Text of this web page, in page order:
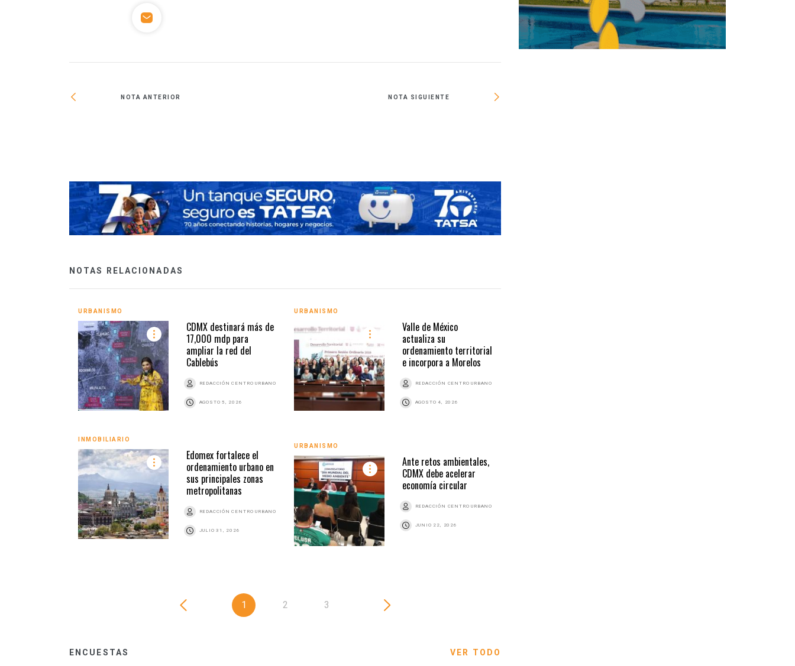
NOTA ANTERIOR NOTA SIGUIENTE
NOTAS RELACIONADAS
URBANISMO
CDMX destinará más de
17,000 mdp para
ampliar la red del
Cablebús
REDACCIÓN CENTRO URBANO
AGOSTO 5, 2026
URBANISMO
Valle de México
actualiza su
ordenamiento territorial
e incorpora a Morelos
REDACCIÓN CENTRO URBANO
AGOSTO 4, 2026
INMOBILIARIO
Edomex fortalece el
ordenamiento urbano en
sus principales zonas
metropolitanas
REDACCIÓN CENTRO URBANO
JULIO 31, 2026
URBANISMO
Ante retos ambientales,
CDMX debe acelerar
economía circular
REDACCIÓN CENTRO URBANO
JUNIO 22, 2026
1 2 3
ENCUESTAS VER TODO